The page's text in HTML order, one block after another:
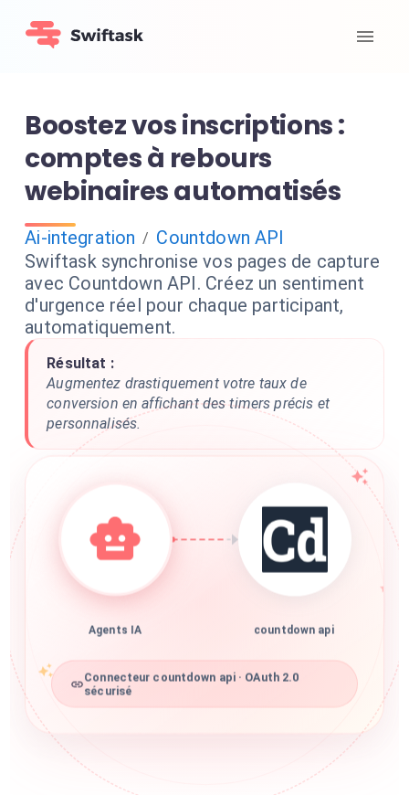
Boostez vos inscriptions :
comptes à rebours
webinaires automatisés
Ai-integration / Countdown API
Swiftask synchronise vos pages de capture
avec Countdown API. Créez un sentiment
d'urgence réel pour chaque participant,
automatiquement.
Résultat :
Augmentez drastiquement votre taux de
conversion en affichant des timers précis et
personnalisés.
Agents IA countdown api
Connecteur countdown api · OAuth 2.0
sécurisé